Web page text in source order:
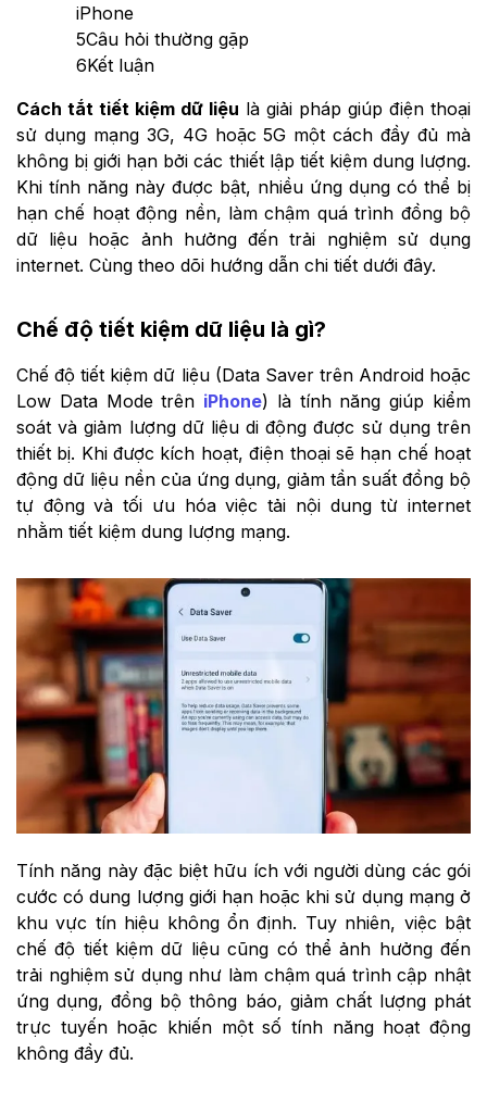
iPhone
5Câu hỏi thường gặp
6Kết luận
Cách tắt tiết kiệm dữ liệu là giải pháp giúp điện thoại
sử dụng mạng 3G, 4G hoặc 5G một cách đầy đủ mà
không bị giới hạn bởi các thiết lập tiết kiệm dung lượng.
Khi tính năng này được bật, nhiều ứng dụng có thể bị
hạn chế hoạt động nền, làm chậm quá trình đồng bộ
dữ liệu hoặc ảnh hưởng đến trải nghiệm sử dụng
internet. Cùng theo dõi hướng dẫn chi tiết dưới đây.
Chế độ tiết kiệm dữ liệu là gì?
Chế độ tiết kiệm dữ liệu (Data Saver trên Android hoặc
Low Data Mode trên iPhone) là tính năng giúp kiểm
soát và giảm lượng dữ liệu di động được sử dụng trên
thiết bị. Khi được kích hoạt, điện thoại sẽ hạn chế hoạt
động dữ liệu nền của ứng dụng, giảm tần suất đồng bộ
tự động và tối ưu hóa việc tải nội dung từ internet
nhằm tiết kiệm dung lượng mạng.
Tính năng này đặc biệt hữu ích với người dùng các gói
cước có dung lượng giới hạn hoặc khi sử dụng mạng ở
khu vực tín hiệu không ổn định. Tuy nhiên, việc bật
chế độ tiết kiệm dữ liệu cũng có thể ảnh hưởng đến
trải nghiệm sử dụng như làm chậm quá trình cập nhật
ứng dụng, đồng bộ thông báo, giảm chất lượng phát
trực tuyến hoặc khiến một số tính năng hoạt động
không đầy đủ.